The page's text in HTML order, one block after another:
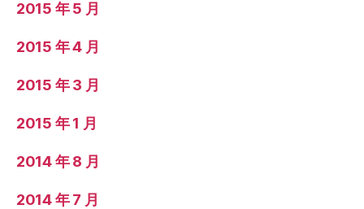
2015 年 5 月
2015 年 4 月
2015 年 3 月
2015 年 1 月
2014 年 8 月
2014 年 7 月